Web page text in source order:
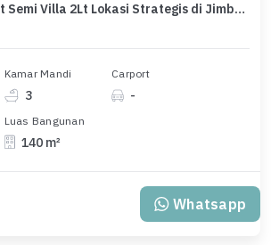
New Rumah Indent Semi Villa 2Lt Lokasi Strategis di Jimbaran
Kamar Mandi
3
Carport
-
Luas Bangunan
140 m²
Whatsapp